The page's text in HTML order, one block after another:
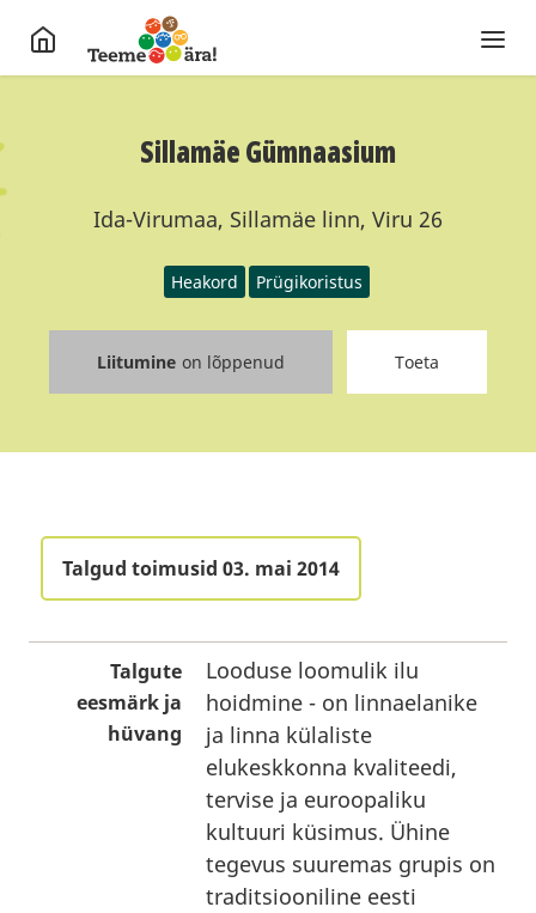
Sillamäe Gümnaasium
Ida-Virumaa, Sillamäe linn, Viru 26
Heakord Prügikoristus
Liitumine on lõppenud Toeta
Talgud toimusid 03. mai 2014
Talgute
eesmärk ja
hüvang
Looduse loomulik ilu
hoidmine - on linnaelanike
ja linna külaliste
elukeskkonna kvaliteedi,
tervise ja euroopaliku
kultuuri küsimus. Ühine
tegevus suuremas grupis on
traditsiooniline eesti